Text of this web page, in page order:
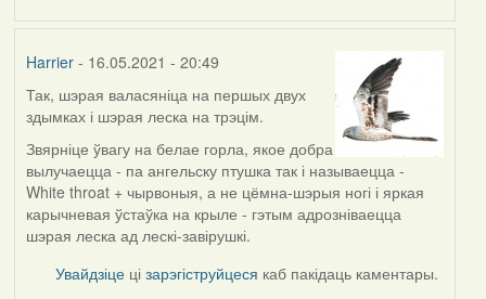
Harrier- 16.05.2021 - 20:49
In
reply
to
by
Lighty
Так, шэрая валасяніца на першых двух
здымках і шэрая леска на трэцім.
Звярніце ўвагу на белае горла, якое добра
вылучаецца - па ангельску птушка так і называецца -
White throat + чырвоныя, а не цёмна-шэрыя ногі і яркая
карычневая ўстаўка на крыле - гэтым адрозніваецца
шэрая леска ад лескі-завірушкі.
Увайдзіце цізарэгіструйцеся каб пакідаць каментары.